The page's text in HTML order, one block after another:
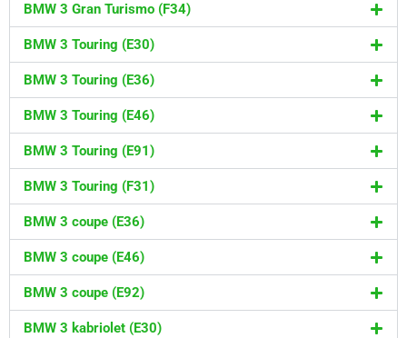
BMW 3 Gran Turismo (F34)
BMW 3 Touring (E30)
BMW 3 Touring (E36)
BMW 3 Touring (E46)
BMW 3 Touring (E91)
BMW 3 Touring (F31)
BMW 3 coupe (E36)
BMW 3 coupe (E46)
BMW 3 coupe (E92)
BMW 3 kabriolet (E30)